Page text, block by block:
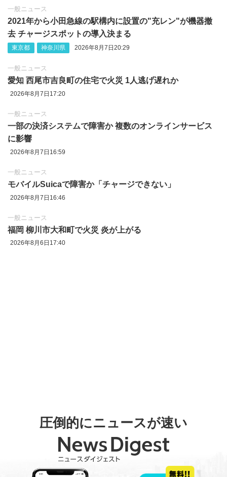
一般ニュース
2021年から小田急線の駅構内に設置の"充レン"が機器撤
去 チャージスポットの導入決まる
東京都 神奈川県 2026年8月7日20:29
一般ニュース
愛知 西尾市吉良町の住宅で火災 1人逃げ遅れか
2026年8月7日17:20
一般ニュース
一部の決済システムで障害か 複数のオンラインサービス
に影響
2026年8月7日16:59
一般ニュース
モバイルSuicaで障害か「チャージできない」
2026年8月7日16:46
一般ニュース
福岡 柳川市大和町で火災 炎が上がる
2026年8月6日17:40
圧倒的にニュースが速い